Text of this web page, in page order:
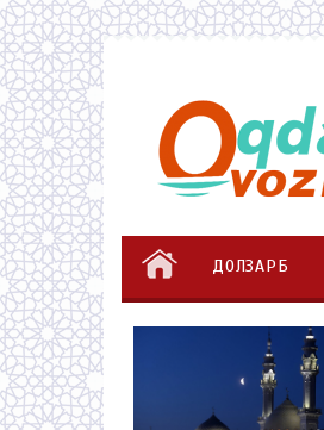
ДОЛЗАРБ